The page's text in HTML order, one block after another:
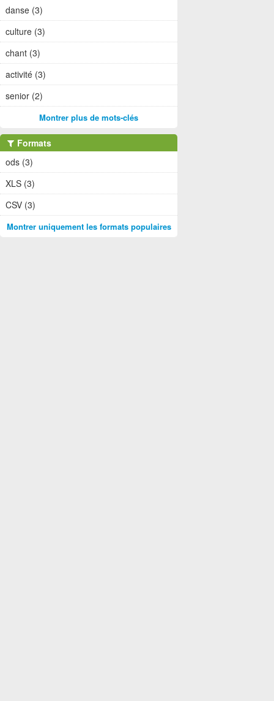
danse (3)
culture (3)
chant (3)
activité (3)
senior (2)
Montrer plus de mots-clés
Formats
ods (3)
XLS (3)
CSV (3)
Montrer uniquement les formats populaires